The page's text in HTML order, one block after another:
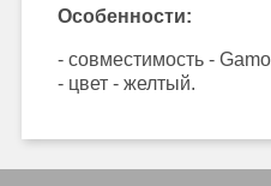
Особенности:
- совместимость -
- цвет - желтый.